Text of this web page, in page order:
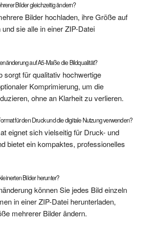
Bilder gleichzeitig ändern?
Bilder hochladen, ihre Größe auf
sie alle in einer ZIP-Datei
auf A5-Maße die Bildqualität?
sorgt für qualitativ hochwertige
Komprimierung, um die
ohne an Klarheit zu verlieren.
für den Druck und die digitale Nutzung verwenden?
eignet sich vielseitig für Druck- und
bietet ein kompaktes, professionelles
Bilder herunter?
können Sie jedes Bild einzeln
in einer ZIP-Datei herunterladen,
mehrerer Bilder ändern.